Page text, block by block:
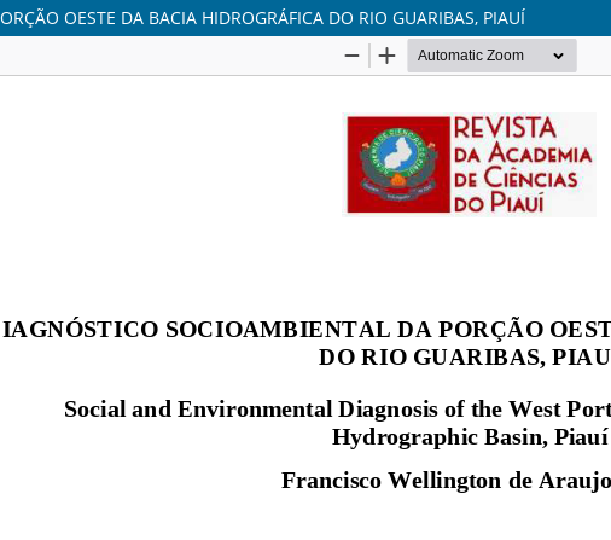
OESTE DA BACIA HIDROGRÁFICA DO RIO GUARIBAS, PIAUÍ